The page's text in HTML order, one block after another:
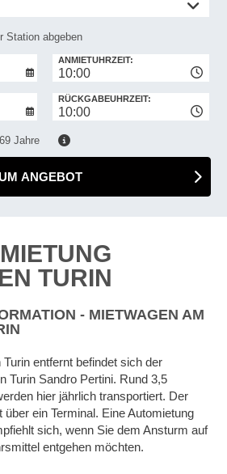
Station abgeben
10:00
ANMIETUHRZEIT:
10:00
RÜCKGABEUHRZEIT:
Jahre
ANGEBOT
TURIN
- MIETWAGEN AM
entfernt befindet sich der
Turin Sandro Pertini. Rund 3,5
hier jährlich transportiert. Der
über ein Terminal. Eine Automietung
sich, wenn Sie dem Ansturm auf
entgehen möchten.